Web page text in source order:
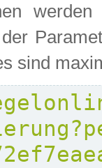
sind